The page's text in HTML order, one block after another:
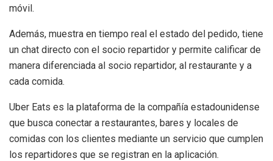
móvil.
Además, muestra en tiempo real el estado del pedido, tiene
un chat directo con el socio repartidor y permite calificar de
manera diferenciada al socio repartidor, al restaurante y a
cada comida.
Uber Eats es la plataforma de la compañía estadounidense
que busca conectar a restaurantes, bares y locales de
comidas con los clientes mediante un servicio que cumplen
los repartidores que se registran en la aplicación.